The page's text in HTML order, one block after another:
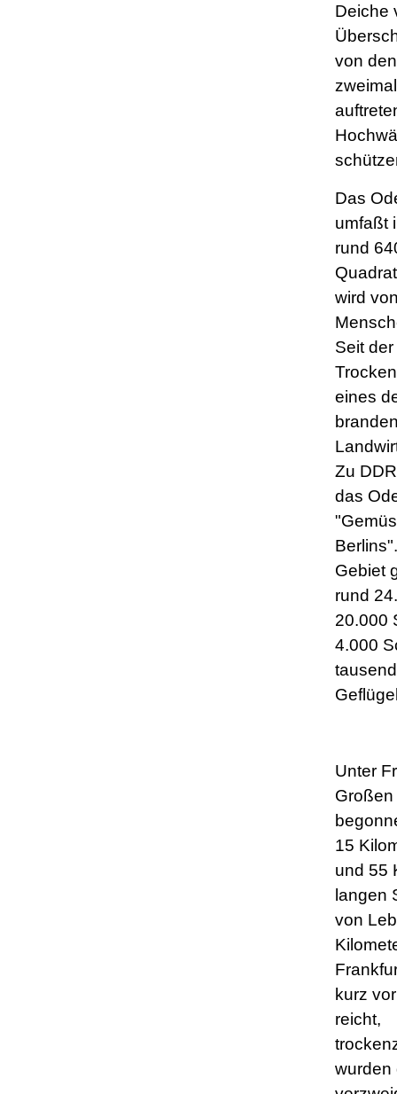
Deiche
von
Das
umfaßt
rund
wird
Seit der
eines
Zu
das
Gebiet
rund
20.000
4.000
Unter
15
und 55
langen
von
kurz
reicht,
wurden